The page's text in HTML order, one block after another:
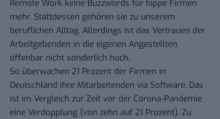
Remote Work keine Buzzwords für hippe Firmen
mehr. Stattdessen gehören sie zu unserem
beruflichen Alltag. Allerdings ist das Vertrauen der
Arbeitgebenden in die eigenen Angestellten
offenbar nicht sonderlich hoch.
So überwachen 21 Prozent der Firmen in
Deutschland ihre Mitarbeitenden via Software. Das
ist im Vergleich zur Zeit vor der Corona-Pandemie
eine Verdopplung (von zehn auf 21 Prozent). Zu